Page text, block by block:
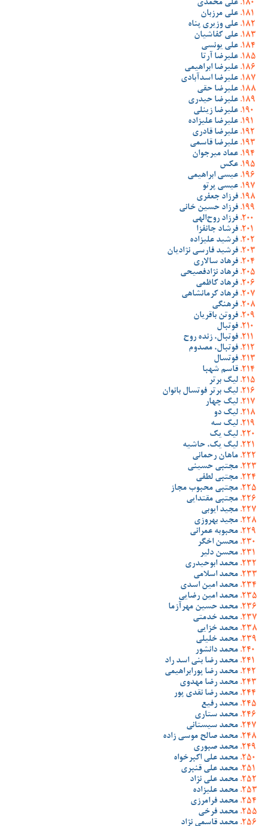
علی محمدی
علی مرزبان
علی وزیری پناه
علی کفاشیان
علی یونسی
علیرضا آرتا
علیرضا ابراهیمی
علیرضا اسدآبادی
علیرضا حقی
علیرضا حیدری
علیرضا زینلی
علیرضا علیزاده
علیرضا قادری
علیرضا قاسمی
عماد میرجوان
عکس
عیسی ابراهیمی
عیسی پرتو
فرزاد جعفری
فرزاد حسین خانی
فرزاد روح‌الهی
فرشاد جانفزا
فرشید علیزاده
فرشید فارسی نژادیان
فرهاد سالاری
فرهاد نژادفصیحی
فرهاد کاظمی
فرهاد کرمانشاهی
فرهنگی
فروتن باقریان
فوتبال
فوتبال، زنده روح
فوتبال، مصدوم
فوتسال
قاسم شهبا
لیگ برتر
لیگ برتر فوتسال بانوان
لیگ چهار
لیگ دو
لیگ سه
لیگ یک
لیگ یک، حاشیه
ماهان رحمانی
مجتبی حسینی
مجتبی لطفی
مجتبی محبوب مجاز
مجتبی مقتدایی
مجید ایوبی
مجید بهروزی
محبوبه عمرانی
محسن اخگر
محسن دلیر
محمد ابوحیدری
محمد اسلامی
محمد امین اسدی
محمد امین رضایی
محمد حسین مهرآزما
محمد خدمتی
محمد خزایی
محمد خلیلی
محمد دانشور
محمد رضا بنی اسد راد
محمد رضا پورابراهیمی
محمد رضا مهدوی
محمد رضا نقدی پور
محمد رفیع
محمد ستاری
محمد سیستانی
محمد صالح موسی زاده
محمد صبوری
محمد علی اکبرخواه
محمد علی قنبری
محمد علی نژاد
محمد علیزاده
محمد فرامرزی
محمد فرخی
محمد قاسمی نژاد